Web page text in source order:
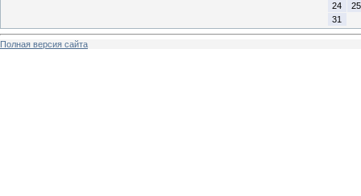
24
25
31
Полная версия сайта